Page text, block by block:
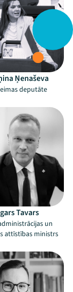
Ņenaševa
deputāte
Tavars
un
attīstības ministrs